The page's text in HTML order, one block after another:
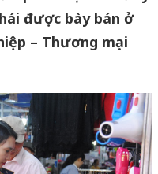
được bày bán ở
– Thương mại